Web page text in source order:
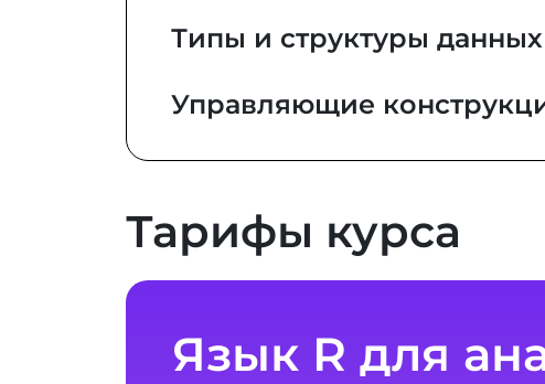
Типы и структуры данных
Управляющие
Тарифы курса
Язык R для